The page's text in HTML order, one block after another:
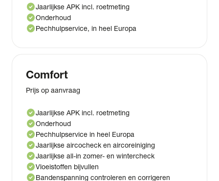
check_circleJaarlijkse APK incl. roetmeting
check_circleOnderhoud
check_circlePechhulpservice, in heel Europa
Comfort
Prijs op aanvraag
check_circleJaarlijkse APK incl. roetmeting
check_circleOnderhoud
check_circlePechhulpservice in heel Europa
check_circleJaarlijkse aircocheck en aircoreiniging
check_circleJaarlijkse all-in zomer- en wintercheck
check_circleVloeistoffen bijvullen
check_circleBandenspanning controleren en corrigeren